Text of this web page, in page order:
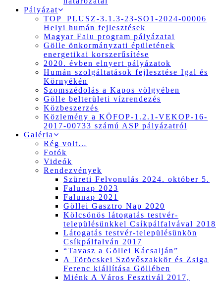
Pályázat
TOP_PLUSZ-3.1.3-23-SO1-2024-00006
Helyi humán fejlesztések
Magyar Falu program pályázatai
Gölle önkormányzati épületének
energetikai korszerűsítése
2020. évben elnyert pályázatok
Humán szolgáltatások fejlesztése Igal és
Környékén
Szomszédolás a Kapos völgyében
Gölle belterületi vízrendezés
Közbeszerzés
Közlemény a KÖFOP-1.2.1-VEKOP-16-
2017-00733 számú ASP pályázatról
Galéria
Rég volt…
Fotók
Videók
Rendezvények
Szüreti Felvonulás 2024. október 5.
Falunap 2023
Falunap 2021
Göllei Gasztro Nap 2020
Kölcsönös látogatás testvér-
településünkkel Csíkpálfalvával 2018
Látogatás testvér-településünkön
Csíkpálfalván 2017
“Tavasz a Göllei Kácsalján”
A Töröcskei Szövőszakkör és Zsiga
Ferenc kiállítása Göllében
Miénk A Város Fesztivál 2017,